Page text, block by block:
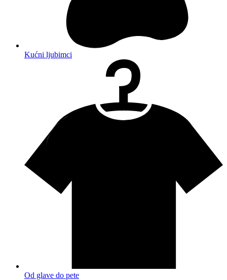
Kućni ljubimci
Od glave do pete